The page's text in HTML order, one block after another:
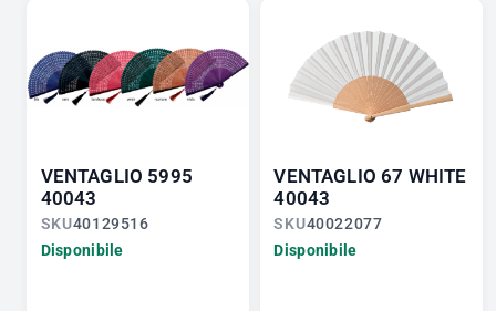
VENTAGLIO 5995
40043
SKU40129516
Disponibile
VENTAGLIO 67 WHITE
40043
SKU40022077
Disponibile